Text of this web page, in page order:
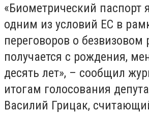
«Биометрический паспорт
одним из условий ЕС в
переговоров о безвизовом
получается с рождения,
десять лет», – сообщил
итогам голосования
Василий Грицак,